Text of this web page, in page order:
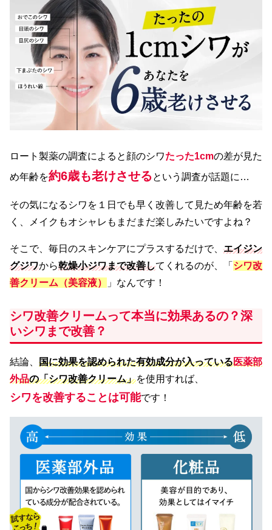
ロート製薬の調査によると顔のシワたった1cmの差が見た
め年齢を約6歳も老けさせるという調査が話題に…
その気になるシワを１日でも早く改善して見ため年齢を若
く、メイクもオシャレもまだまだ楽しみたいですよね？
そこで、毎日のスキンケアにプラスするだけで、 エイジン
グジワから乾燥小ジワまで改善してくれるのが、「 シワ改
善クリーム（美容液）
」なんです！
シワ改善クリームって本当に効果あるの？深
いシワまで改善？
結論、 国に効果を認められた有効成分が入っている医薬部
外品の「シワ改善クリーム」を使用すれば、
シワを改善することは可能です！